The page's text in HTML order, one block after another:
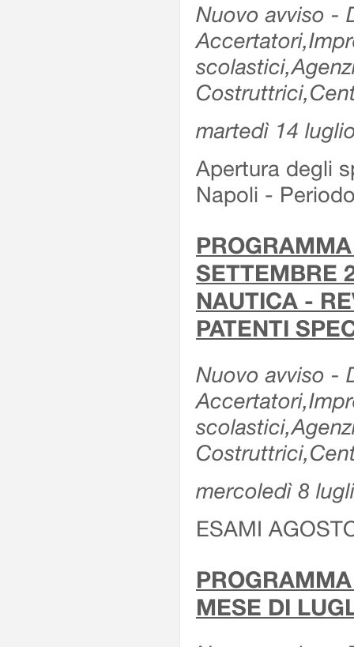
Nuovo avviso -
martedì 14
Apertura degli
Napoli -
SETTEMBRE
NAUTICA -
PATENTI
Nuovo avviso -
mercoledì 8
ESAMI
MESE DI